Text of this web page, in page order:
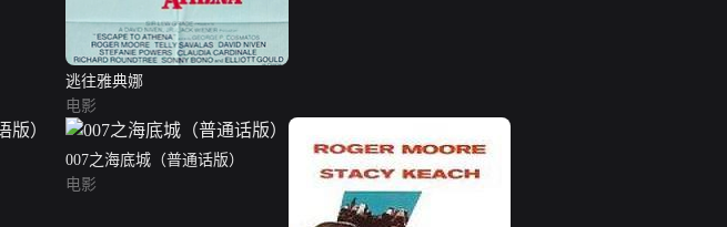
逃往雅典娜
电影
007之海底城（普通话版）
电影